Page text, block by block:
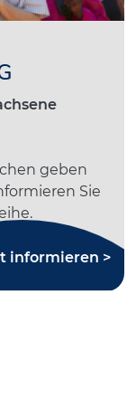
geben
Sie
informieren >